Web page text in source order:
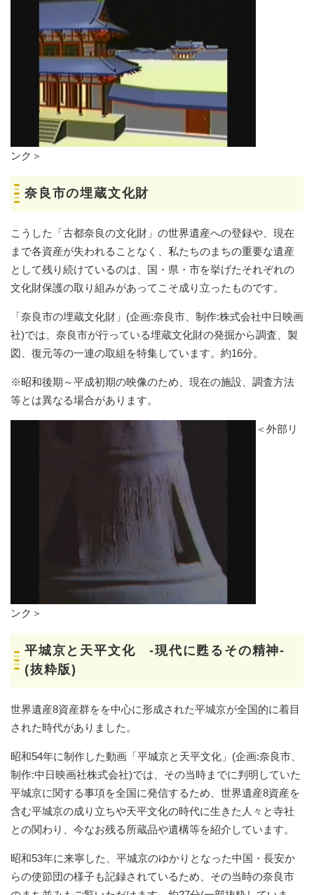
ンク＞
奈良市の埋蔵文化財
こうした「古都奈良の文化財」の世界遺産への登録や、現在
まで各資産が失われることなく、私たちのまちの重要な遺産
として残り続けているのは、国・県・市を挙げたそれぞれの
文化財保護の取り組みがあってこそ成り立ったものです。
「奈良市の埋蔵文化財」(企画:奈良市、制作:株式会社中日映画
社)では、奈良市が行っている埋蔵文化財の発掘から調査、製
図、復元等の一連の取組を特集しています。約16分。
※昭和後期～平成初期の映像のため、現在の施設、調査方法
等とは異なる場合があります。
＜外部リ
ンク＞
平城京と天平文化 -現代に甦るその精神-
(抜粋版)
世界遺産8資産群をを中心に形成された平城京が全国的に着目
された時代がありました。
昭和54年に制作した動画「平城京と天平文化」(企画:奈良市、
制作:中日映画社株式会社)では、その当時までに判明していた
平城京に関する事項を全国に発信するため、世界遺産8資産を
含む平城京の成り立ちや天平文化の時代に生きた人々と寺社
との関わり、今なお残る所蔵品や遺構等を紹介しています。
昭和53年に来寧した、平城京のゆかりとなった中国・長安か
らの使節団の様子も記録されているため、その当時の奈良市